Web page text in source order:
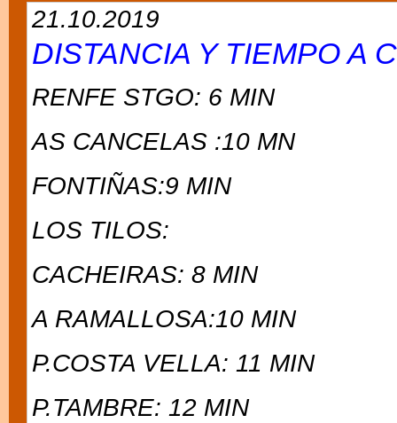
21.10.2019
DISTANCIA Y TIEMPO A
RENFE STGO: 6 MIN
AS CANCELAS :10 MN
FONTIÑAS:9 MIN
LOS TILOS:
CACHEIRAS: 8 MIN
A RAMALLOSA:10 MIN
P.COSTA VELLA: 11 MIN
P.TAMBRE: 12 MIN